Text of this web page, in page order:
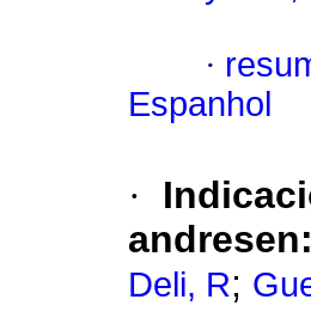
·
Espanhol
·
andresen:
Deli, R;